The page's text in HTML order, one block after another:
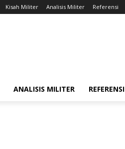
Kisah Militer Analisis Militer Referensi
ANALISIS MILITER REFERENSI